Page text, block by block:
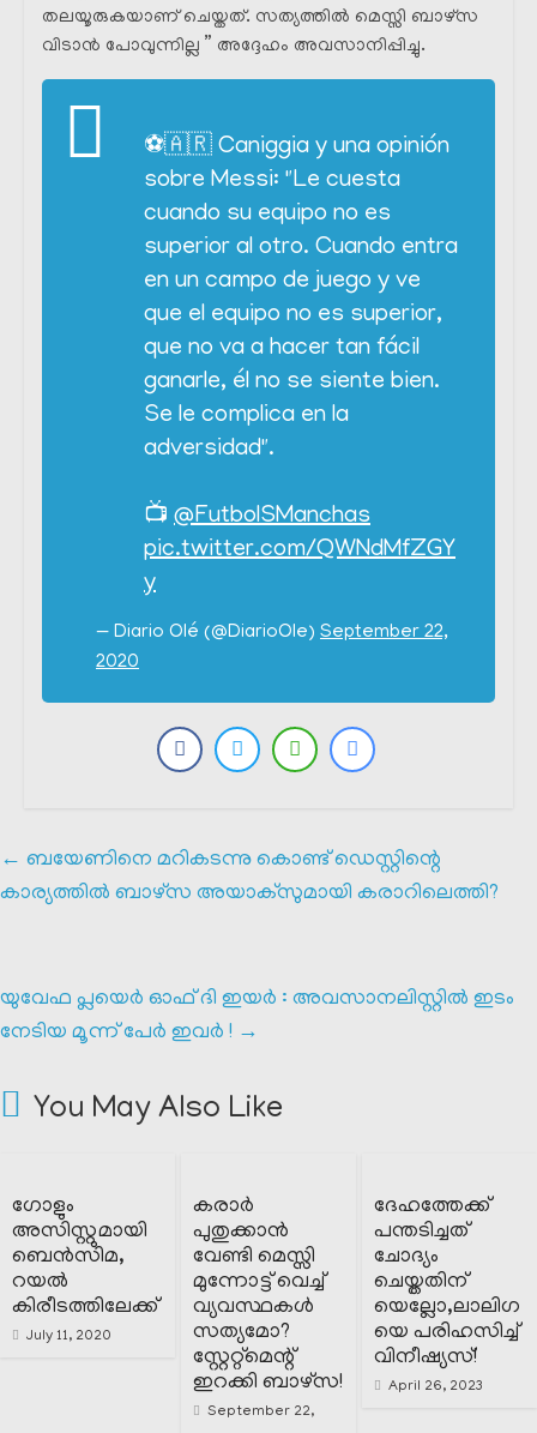
തലയൂരുകയാണ് ചെയ്തത്. സത്യത്തിൽ മെസ്സി ബാഴ്‌സ
വിടാൻ പോവുന്നില്ല ” അദ്ദേഹം അവസാനിപ്പിച്ചു.
⚽️🇦🇷 Caniggia y una opinión
sobre Messi: "Le cuesta
cuando su equipo no es
superior al otro. Cuando entra
en un campo de juego y ve
que el equipo no es superior,
que no va a hacer tan fácil
ganarle, él no se siente bien.
Se le complica en la
adversidad".
📺 @FutbolSManchas
pic.twitter.com/QWNdMfZGY
y
— Diario Olé (@DiarioOle) September 22,
2020
← ബയേണിനെ മറികടന്നു കൊണ്ട് ഡെസ്റ്റിന്റെ
കാര്യത്തിൽ ബാഴ്സ അയാക്സുമായി കരാറിലെത്തി?
യുവേഫ പ്ലയെർ ഓഫ് ദി ഇയർ : അവസാനലിസ്റ്റിൽ ഇടം
നേടിയ മൂന്ന് പേർ ഇവർ ! →
You May Also Like
ഗോളും
അസിസ്റ്റുമായി
ബെൻസിമ,
റയൽ
കിരീടത്തിലേക്ക്
July 11, 2020
കരാർ
പുതുക്കാൻ
വേണ്ടി മെസ്സി
മുന്നോട്ട് വെച്ച്
വ്യവസ്ഥകൾ
സത്യമോ?
സ്റ്റേറ്റ്മെന്റ്
ഇറക്കി ബാഴ്സ!
September 22,
ദേഹത്തേക്ക്
പന്തടിച്ചത്
ചോദ്യം
ചെയ്തതിന്
യെല്ലോ,ലാലിഗ
യെ പരിഹസിച്ച്
വിനീഷ്യസ്!
April 26, 2023